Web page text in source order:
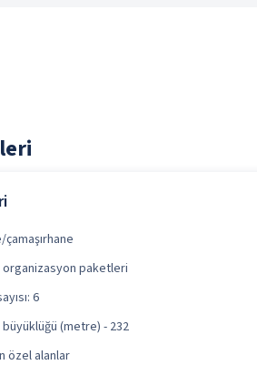
paketleri
6
(metre) - 232
özel alanlar